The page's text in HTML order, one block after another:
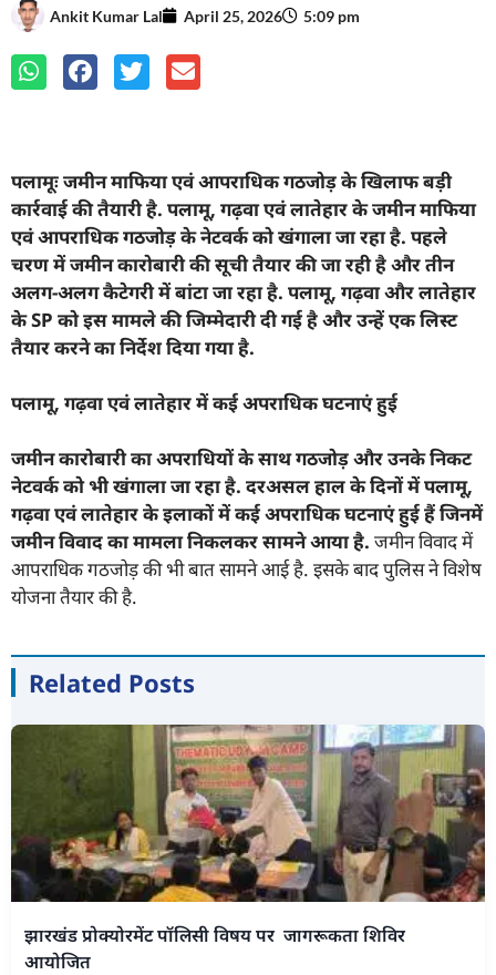
Ankit Kumar Lal April 25, 2026 5:09 pm
पलामूः जमीन माफिया एवं आपराधिक गठजोड़ के खिलाफ बड़ी
कार्रवाई की तैयारी है. पलामू, गढ़वा एवं लातेहार के जमीन माफिया
एवं आपराधिक गठजोड़ के नेटवर्क को खंगाला जा रहा है. पहले
चरण में जमीन कारोबारी की सूची तैयार की जा रही है और तीन
अलग-अलग कैटेगरी में बांटा जा रहा है. पलामू, गढ़वा और लातेहार
के SP को इस मामले की जिम्मेदारी दी गई है और उन्हें एक लिस्ट
तैयार करने का निर्देश दिया गया है.
पलामू, गढ़वा एवं लातेहार में कई अपराधिक घटनाएं हुई
जमीन कारोबारी का अपराधियों के साथ गठजोड़ और उनके निकट
नेटवर्क को भी खंगाला जा रहा है. दरअसल हाल के दिनों में पलामू,
गढ़वा एवं लातेहार के इलाकों में कई अपराधिक घटनाएं हुई हैं जिनमें
जमीन विवाद का मामला निकलकर सामने आया है. जमीन विवाद में
आपराधिक गठजोड़ की भी बात सामने आई है. इसके बाद पुलिस ने विशेष
योजना तैयार की है.
Related Posts
झारखंड प्रोक्योरमेंट पॉलिसी विषय पर जागरूकता शिविर
आयोजित